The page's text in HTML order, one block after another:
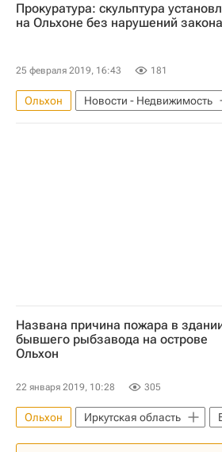
Прокуратура: скульптура
на Ольхоне без нарушений закона
25 февраля 2019, 16:43 181
Ольхон
Новости - Недвижимость
Байкал
Памятники
Названа причина пожара в
бывшего рыбзавода на острове
Ольхон
22 января 2019, 10:28 305
Ольхон Иркутская область
Новости - Недвижимость